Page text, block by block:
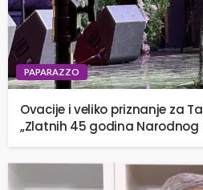
PAPARAZZO
Ovacije i veliko priznanje za
„Zlatnih 45 godina Narodnog